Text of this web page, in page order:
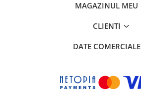
MAGAZINUL MEU
CLIENTI
DATE COMERCIALE